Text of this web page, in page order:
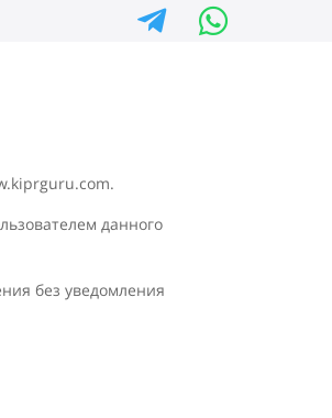
 
данного
без уведомления